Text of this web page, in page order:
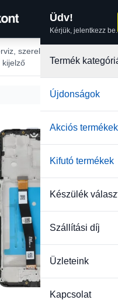
Üdv!
Kérjük, jelentkezz be.
Termék
Újdonságok
Akciós termékek
Kifutó termékek
Készülék
Szállítási díj
Üzleteink
Kapcsolat
szerelés
kijelző